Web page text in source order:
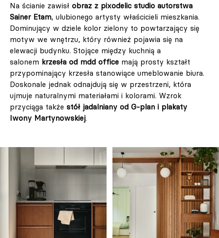
Na ścianie zawisł obraz z pixodelic studio autorstwa
Sainer Etam, ulubionego artysty właścicieli mieszkania.
Dominujący w dziele kolor zielony to powtarzający się
motyw we wnętrzu, który również pojawia się na
elewacji budynku. Stojące między kuchnią a
salonem krzesła od mdd office mają prosty kształt
przypominający krzesła stanowiące umeblowanie biura.
Doskonale jednak odnajdują się w przestrzeni, która
ujmuje naturalnymi materiałami i kolorami. Wzrok
przyciąga także stół jadalniany od G-plan i plakaty
Iwony Martynowskiej.